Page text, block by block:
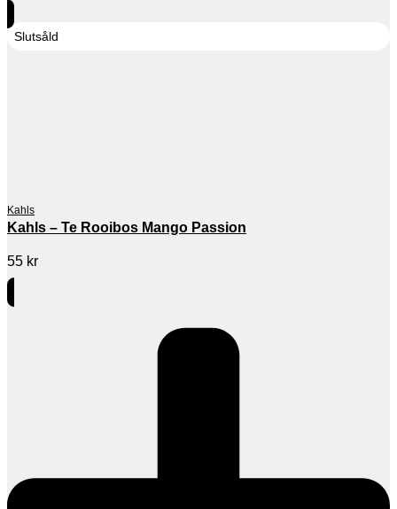
Slutsåld
Kahls
Kahls – Te Rooibos Mango Passion
55 kr